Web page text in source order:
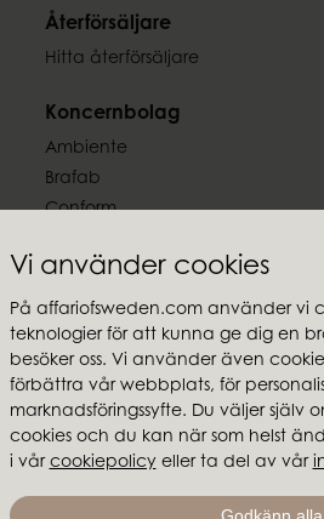
Vi använder cookies
På affariofsweden.com använder vi
teknologier för att kunna ge dig en
besöker oss. Vi använder även
förbättra vår webbplats, för
marknadsföringssyfte. Du väljer själv
cookies och du kan när som helst
i vår cookiepolicyeller ta del av vår
Återförsäljare
Hitta återförsäljare
Koncernbolag
Ambiente
Brafab
Conform
MTI
Följ oss
Affari of Sweden
Om oss